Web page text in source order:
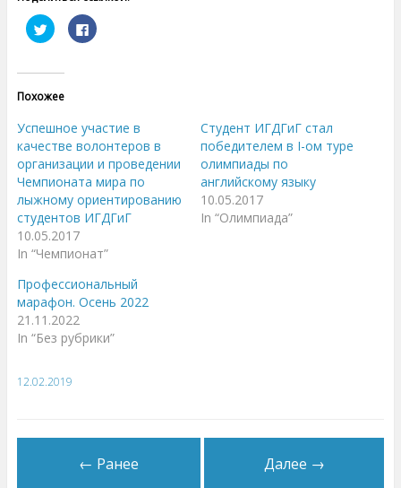
Н
а
е
,
т
о
б
ы
п
о
д
е
л
и
т
ь
с
я
а
T
w
t
t
О
в
Н
а
е
с
ь
,
ч
т
о
б
ы
п
е
л
т
с
о
а
c
Похожее
Успешное участие в
качестве волонтеров в
организации и проведении
Чемпионата мира по
лыжному ориентированию
студентов ИГДГиГ
10.05.2017
In “Чемпионат”
Студент ИГДГиГ стал
победителем в I-ом туре
олимпиады по
английскому языку
10.05.2017
In “Олимпиада”
Профессиональный
марафон. Осень 2022
21.11.2022
In “Без рубрики”
12.02.2019
← Ранее Далее →